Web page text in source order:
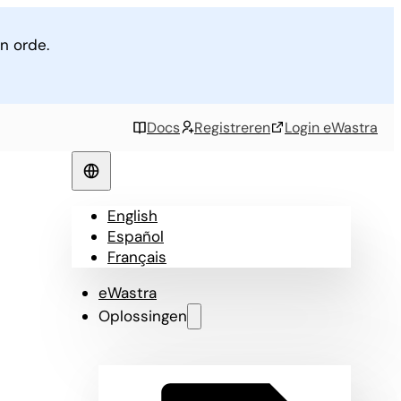
orde.
Docs Registreren Login eWastra
English
Español
Français
eWastra
Oplossingen